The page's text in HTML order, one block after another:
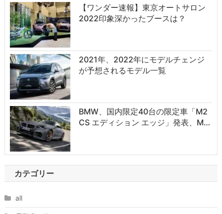
【ワンダー速報】東京オートサロン
2022印象深かったブースは？
2021年、2022年にモデルチェンジ
が予想されるモデル一覧
BMW、国内限定40台の限定車「M2
CS エディション エッジ」発表、M…
カテゴリー
all